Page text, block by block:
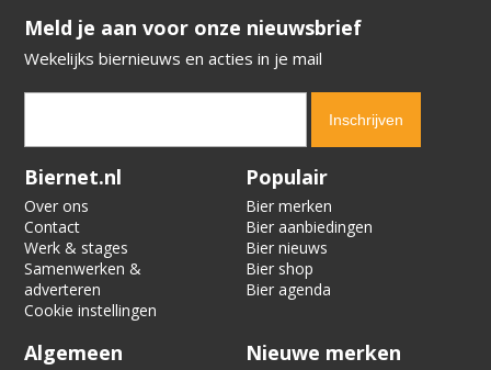
​​​​​​​Meld je aan voor onze nieuwsbrief
Wekelijks biernieuws en acties in je mail
Verification code:
Biernet.nl
Over ons
Contact
Werk & stages
Samenwerken &
adverteren
Cookie instellingen
Populair
Bier merken
Bier aanbiedingen
Bier nieuws
Bier shop
Bier agenda
Algemeen Nieuwe merken